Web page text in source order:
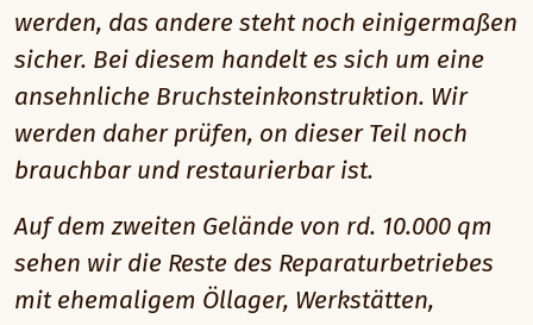
werden, das andere steht noch einigermaßen
sicher. Bei diesem handelt es sich um eine
ansehnliche Bruchsteinkonstruktion. Wir
werden daher prüfen, on dieser Teil noch
brauchbar und restaurierbar ist.
Auf dem zweiten Gelände von rd. 10.000 qm
sehen wir die Reste des Reparaturbetriebes
mit ehemaligem Öllager, Werkstätten,